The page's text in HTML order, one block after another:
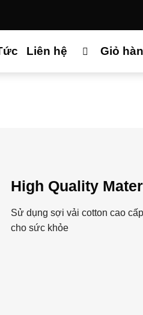
Liên hệ Giỏ
High Quality
Sử dụng sợi vải cotton cao
cho sức khỏe